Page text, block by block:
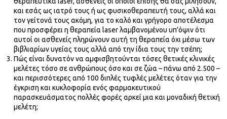
και εσάς ως ιατρό τους ή ως φυσικοθεραπευτή τους, αλλά και
τον γείτονά τους ακόμη, για το καλό και γρήγορο αποτέλεσμα
που προσφέρει η θεραπεία laser λαμβανομένου υπ’όψιν ότι
αυτοί οι ασθενείς πληρώνουν αυτή τη θεραπεία όχι μέσω των
βιβλιαρίων υγείας τους αλλά από την ίδια τους την τσέπη;
Πώς είναι δυνατόν να αμφισβητούνται τόσες θετικές κλινικές
μελέτες τόσο σε ανθρώπους όσο και σε ζώα – πάνω από 2.500 –
και περισσότερες από 100 διπλές τυφλές μελέτες όταν για την
έγκριση και κυκλοφορία ενός φαρμακευτικού
παρασκευάσματος πολλές φορές αρκεί μια και μοναδική θετική
μελέτη;